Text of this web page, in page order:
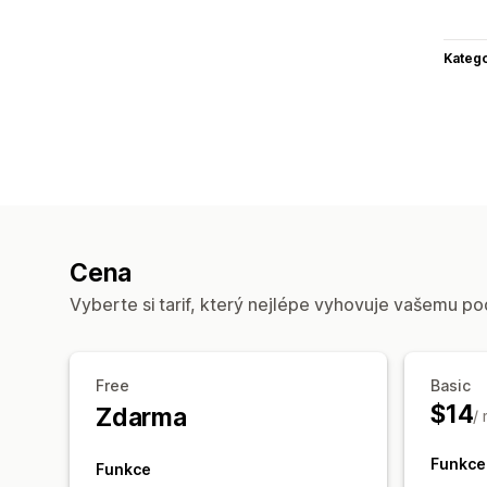
Cena
Vyberte si tarif, který nejlépe vyhovuje vašemu
Free
Zdarma
Funkce
Basic
$14/
Funkce